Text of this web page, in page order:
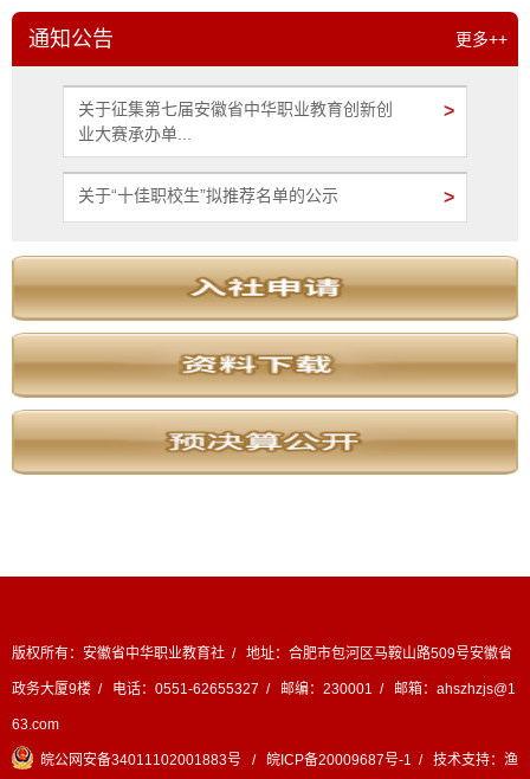
通知公告 更多++
关于征集第七届安徽省中华职业教育创新创
业大赛承办单...
>
关于“十佳职校生”拟推荐名单的公示 >
版权所有：安徽省中华职业教育社 / 地址：合肥市包河区马鞍山路509号安徽省
政务大厦9楼 / 电话：0551-62655327 / 邮编：230001 / 邮箱：ahszhzjs@1
63.com
皖公网安备34011102001883号 / 皖ICP备20009687号-1 / 技术支持： 渔